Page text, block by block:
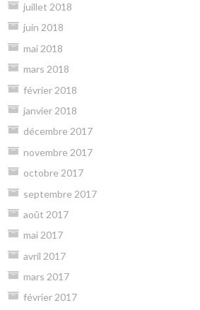
juillet 2018
juin 2018
mai 2018
mars 2018
février 2018
janvier 2018
décembre 2017
novembre 2017
octobre 2017
septembre 2017
août 2017
mai 2017
avril 2017
mars 2017
février 2017